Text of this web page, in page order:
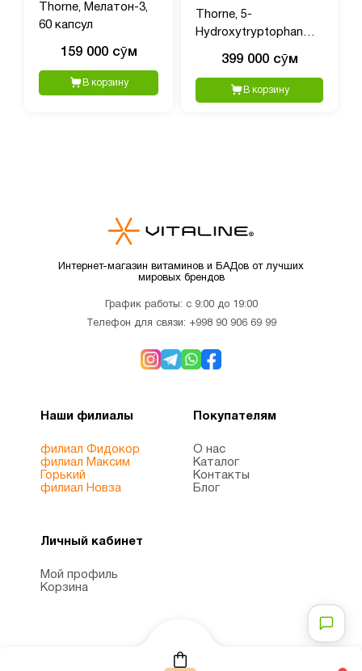
Thorne, Мелатон-3,
60 капсул
159 000 сӯм
В корзину
Thorne, 5-
Hydroxytryptophan
399 000 сӯм
В корзину
Интернет-магазин витаминов и БАДов от лучших
мировых брендов
График работы: с 9:00 до 19:00
Телефон для связи: +998 90 906 69 99
Наши филиалы
филиал Фидокор
филиал Максим
Горький
филиал Новза
Покупателям
О нас
Каталог
Контакты
Блог
Личный кабинет
Мой профиль
Корзина